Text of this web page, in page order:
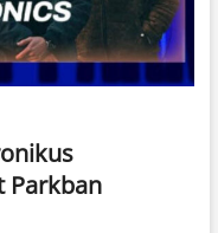
Parkban